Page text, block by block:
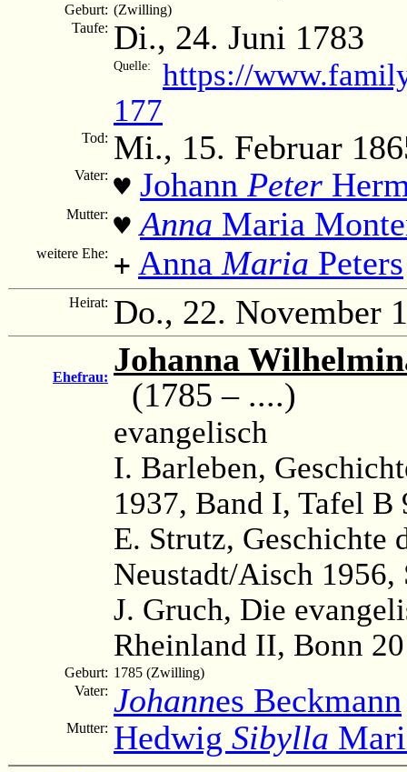
Geburt: (Zwilling)
Taufe: Di., 24. Juni 1783
Quelle:
https://
177
Tod: Mi., 15. Februar
Vater: ♥ Johann Peter
Mutter: ♥ Anna Maria
weitere Ehe: + Anna Maria Peters
Heirat: Do., 22. November
Ehefrau: Johanna
(1785 – ....)
evangelisch
I. Barleben,
1937, Band I, Tafel B
E. Strutz, Geschichte
Neustadt/Aisch 1956,
J. Gruch, Die
Rheinland II, Bonn
Geburt: 1785 (Zwilling)
Vater: Johannes Beckmann
Mutter: Hedwig Sibylla